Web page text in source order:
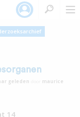
geleden
maurice
14